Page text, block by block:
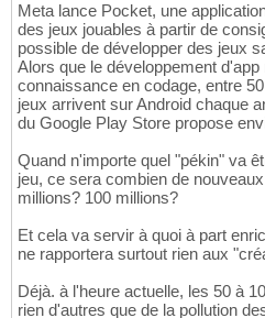
Meta lance Pocket, une
des jeux jouables à partir de
possible de développer des jeux
Alors que le développement
connaissance en codage, entre
jeux arrivent sur Android chaque
du Google Play Store propose
Quand n'importe quel "pékin" va
jeu, ce sera combien de
millions? 100 millions?
Et cela va servir à quoi à part
ne rapportera surtout rien aux
Déjà. à l'heure actuelle, les 50 à
rien d'autres que de la pollution